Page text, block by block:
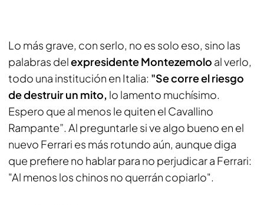
Lo más grave, con serlo, no es solo eso, sino las
palabras delexpresidente Montezemolo al verlo,
todo una institución en Italia: "Se corre el riesgo
de destruir un mito, lo lamento muchísimo.
Espero que al menos le quiten el Cavallino
Rampante”. Al preguntarle si ve algo bueno en el
nuevo Ferrari es más rotundo aún, aunque diga
que prefiere no hablar para no perjudicar a Ferrari:
"Al menos los chinos no querrán copiarlo".